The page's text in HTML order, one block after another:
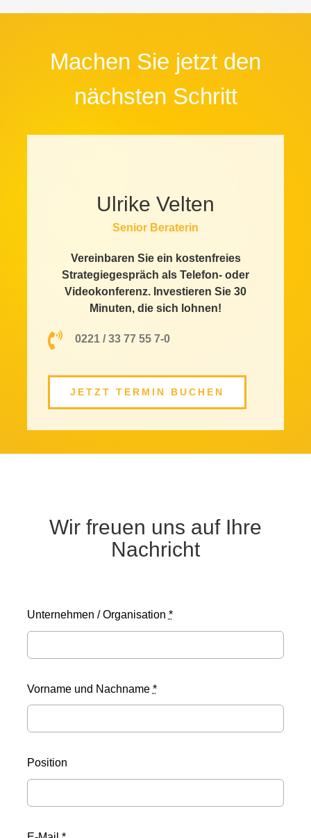
GmbH & Co. KG
Machen Sie jetzt den
nächsten Schritt
Ulrike Velten
Senior Beraterin
Vereinbaren Sie ein kostenfreies
Strategiegespräch als Telefon- oder
Videokonferenz. Investieren Sie 30
Minuten, die sich lohnen!
0221 / 33 77 55 7-0
JETZT TERMIN BUCHEN
Wir freuen uns auf Ihre
Nachricht
Unternehmen / Organisation *
Vorname und Nachname *
Position